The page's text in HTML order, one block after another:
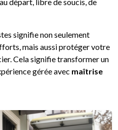
signifie non seulement
mais aussi protéger votre
Cela signifie transformer un
gérée avec maîtrise